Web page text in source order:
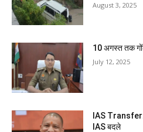
August 3, 2025
10 अगस्त तक
July 12, 2025
IAS Transfer:
IAS बदले